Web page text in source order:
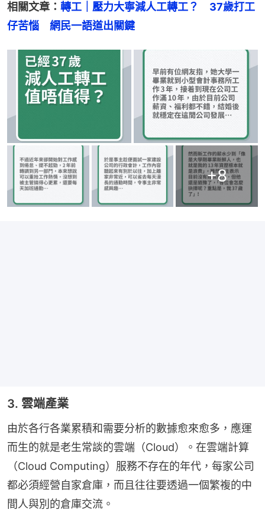
相關文章： 轉工｜壓力大寧減人工轉工？　37歲打工
仔苦惱　網民一語道出關鍵
+8
3. 雲端產業
由於各行各業累積和需要分析的數據愈來愈多，應運
而生的就是老生常談的雲端（Cloud）。在雲端計算
（Cloud Computing）服務不存在的年代，每家公司
都必須經營自家倉庫，而且往往要透過一個繁複的中
間人與別的倉庫交流。